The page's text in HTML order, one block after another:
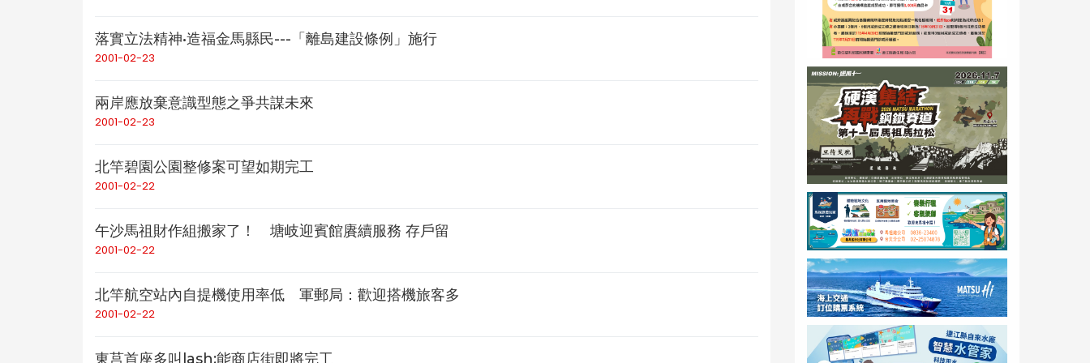
落實立法精神•造福金馬縣民---「離島建設條例」施行
2001-02-23
兩岸應放棄意識型態之爭共謀未來
2001-02-23
北竿碧園公園整修案可望如期完工
2001-02-22
午沙馬祖財作組搬家了！ 塘岐迎賓館賡續服務 存戶留
2001-02-22
北竿航空站內自提機使用率低 軍郵局：歡迎搭機旅客多
2001-02-22
東莒首座多叫lash;能商店街即將完工